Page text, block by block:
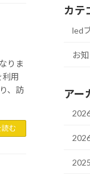
りま
利用
、訪
む
カテ
led
お
アー